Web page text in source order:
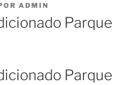
ADMIN
Parque
Parque